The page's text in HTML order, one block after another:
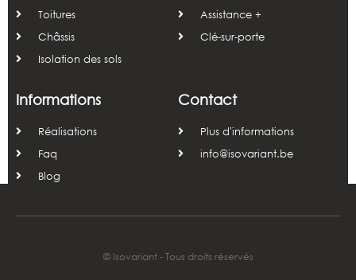
Toitures
Châssis
Isolation des sols
Assistance +
Clé-sur-porte
Informations
Réalisations
Faq
Blog
Contact
Plus d'informations
info@isovariant.be
© Isovariant - Tous droits réservés